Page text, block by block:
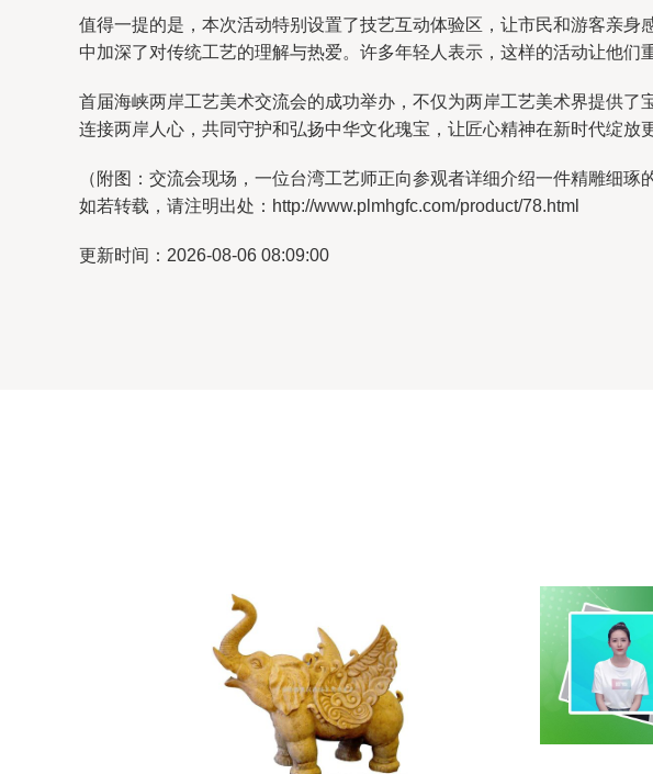
值得一提的是，本次活动特别设置了技艺互动体验区，让市民和游客亲
中加深了对传统工艺的理解与热爱。许多年轻人表示，这样的活动让他们
首届海峡两岸工艺美术交流会的成功举办，不仅为两岸工艺美术界提供
连接两岸人心，共同守护和弘扬中华文化瑰宝，让匠心精神在新时代绽放
（附图：交流会现场，一位台湾工艺师正向参观者详细介绍一件精雕细
如若转载，请注明出处：http://www.plmhgfc.com/product/78.html
更新时间：2026-08-06 08:09:00